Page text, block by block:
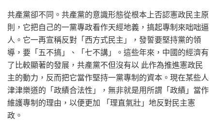
共產黨卻不同。共產黨的意識形態從根本上否認憲政民主原
則，它把自己的一黨專政看作天經地義，搞起專制來咄咄逼
人。它一再宣稱反對「西方式民主」，發誓要堅持黨的領
導，要「五不搞」、「七不講」。這些年來，中國的經濟有
了比較顯著的發展，共產黨不但沒有以 此作為推進憲政民
主的動力，反而把它當作堅持一黨專制的資本。現在某些人
津津樂道的「政績合法性」，無非就是用所謂「政績」當作
維護專制的理由，以便更加 「理直氣壯」地反對民主憲
政。